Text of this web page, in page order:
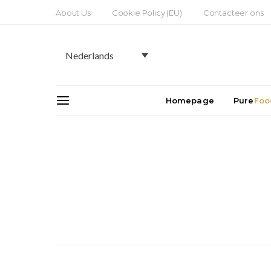
About Us Cookie Policy (EU) Contacteer ons
Nederlands
Homepage Pure